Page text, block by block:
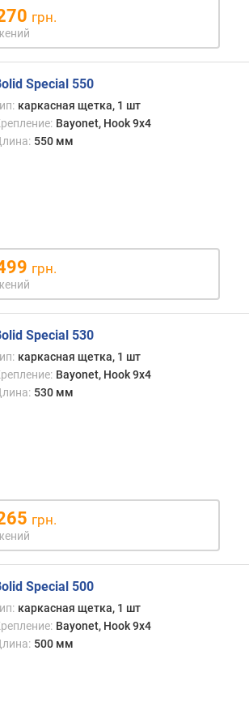
грн.
Special 550
каркасная щетка, 1 шт
Bayonet, Hook 9x4
550 мм
грн.
Special 530
каркасная щетка, 1 шт
Bayonet, Hook 9x4
530 мм
грн.
Special 500
каркасная щетка, 1 шт
Bayonet, Hook 9x4
500 мм